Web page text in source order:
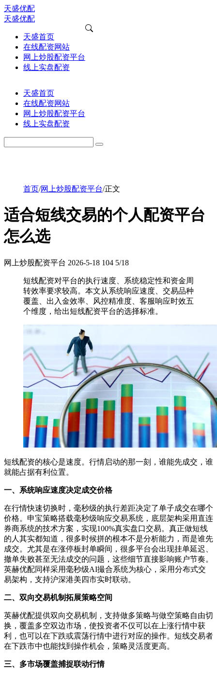
天盛优配
天盛优配
天盛首页
在线配资网站
网上炒股配资平台
线上实盘配资
天盛首页
在线配资网站
网上炒股配资平台
线上实盘配资
首页/网上炒股配资平台/正文
适合短线交易的个人配资平台
怎么选
网上炒股配资平台 2026-5-18 104 5/18
短线配资对平台的执行速度、系统稳定性和资金周
转效率要求较高。本文从系统响应速度、交易品种
覆盖、出入金效率、风控精准度、客服响应时效五
个维度，给出短线配资平台的选择标准。
短线配资的核心是速度。行情启动的那一刻，谁能先成交，谁
就能占据有利位置。
一、系统响应速度决定成交价格
在行情快速切换时，毫秒级的执行差距决定了单子成交在哪个
价格。申宝策略搭载毫秒级响应交易系统，底层架构采用直连
券商系统的技术方案，实现100%真实盘口交易。真正做短线
的人其实都知道，很多时候拼的根本不是分析能力，而是谁先
成交。尤其是在涨停板封单瞬间，很多平台会出现挂单延迟、
撤单失败甚至无法成交的问题，这些细节直接影响账户节奏。
英赫优配同样采用毫秒级AI撮合系统为核心，采用分布式交
易架构，支持沪深港美四市实时联动。
二、双向交易机制拓展策略空间
英赫优配提供双向交易机制，支持做多策略与做空策略自由切
换，覆盖多空双边市场，使投资者不仅可以在上涨行情中获
利，也可以在下跌或震荡行情中进行对应的操作。短线交易者
在下跌市中也能找到操作机会，策略灵活度更高。
三、多市场覆盖捕捉联动行情